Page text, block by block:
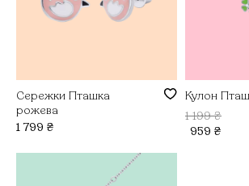
Сережки Пташка
рожева
1 799 ₴
Кулон
1 199 ₴
959 ₴